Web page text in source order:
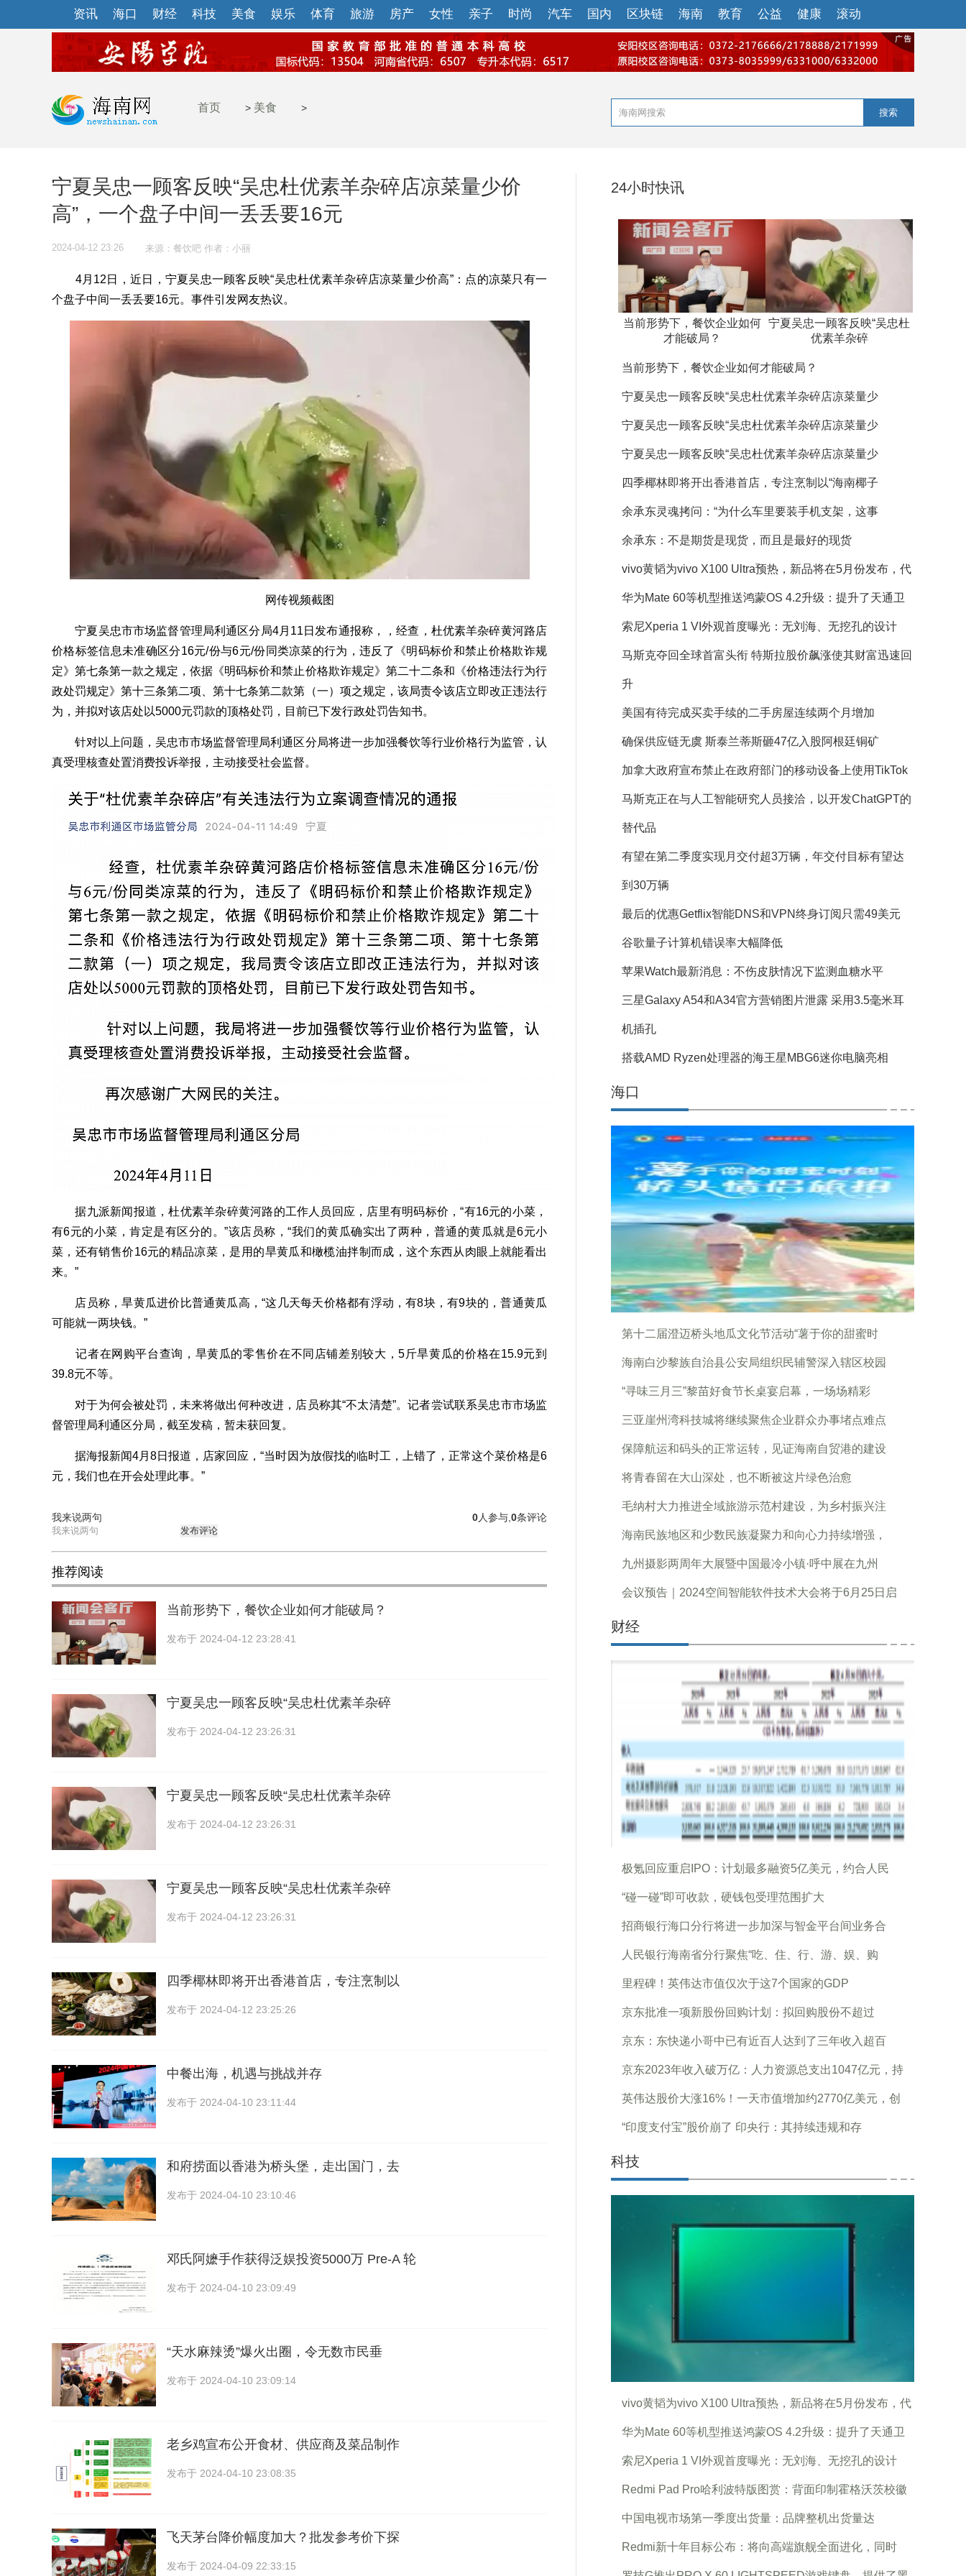
资讯 海口 财经 科技 美食 娱乐 体育 旅游 房产 女性 亲子 时尚 汽车 国内 区块链 海南 教育 公益 健康 滚动
首页 > 美食 > 搜索
宁夏吴忠一顾客反映“吴忠杜优素羊杂碎店凉菜量少价
高”，一个盘子中间一丢丢要16元
2024-04-12 23:26 来源：餐饮吧 作者：小丽
4月12日，近日，宁夏吴忠一顾客反映“吴忠杜优素羊杂碎店凉菜量少价高”：点的凉菜只有一
个盘子中间一丢丢要16元。事件引发网友热议。
网传视频截图
宁夏吴忠市市场监督管理局利通区分局4月11日发布通报称，，经查，杜优素羊杂碎黄河路店
价格标签信息未准确区分16元/份与6元/份同类凉菜的行为，违反了《明码标价和禁止价格欺诈规
定》第七条第一款之规定，依据《明码标价和禁止价格欺诈规定》第二十二条和《价格违法行为行
政处罚规定》第十三条第二项、第十七条第二款第（一）项之规定，该局责令该店立即改正违法行
为，并拟对该店处以5000元罚款的顶格处罚，目前已下发行政处罚告知书。
针对以上问题，吴忠市市场监督管理局利通区分局将进一步加强餐饮等行业价格行为监管，认
真受理核查处置消费投诉举报，主动接受社会监督。
据九派新闻报道，杜优素羊杂碎黄河路的工作人员回应，店里有明码标价，“有16元的小菜，
有6元的小菜，肯定是有区分的。”该店员称，“我们的黄瓜确实出了两种，普通的黄瓜就是6元小
菜，还有销售价16元的精品凉菜，是用的旱黄瓜和橄榄油拌制而成，这个东西从肉眼上就能看出
来。”
店员称，旱黄瓜进价比普通黄瓜高，“这几天每天价格都有浮动，有8块，有9块的，普通黄瓜
可能就一两块钱。”
记者在网购平台查询，旱黄瓜的零售价在不同店铺差别较大，5斤旱黄瓜的价格在15.9元到
39.8元不等。
对于为何会被处罚，未来将做出何种改进，店员称其“不太清楚”。记者尝试联系吴忠市市场监
督管理局利通区分局，截至发稿，暂未获回复。
据海报新闻4月8日报道，店家回应，“当时因为放假找的临时工，上错了，正常这个菜价格是6
元，我们也在开会处理此事。”
我来说两句 0条评论
0人参与,
发布评论
推荐阅读
当前形势下，餐饮企业如何才能破局？
发布于 2024-04-12 23:28:41
宁夏吴忠一顾客反映“吴忠杜优素羊杂碎
发布于 2024-04-12 23:26:31
宁夏吴忠一顾客反映“吴忠杜优素羊杂碎
发布于 2024-04-12 23:26:31
宁夏吴忠一顾客反映“吴忠杜优素羊杂碎
发布于 2024-04-12 23:26:31
四季椰林即将开出香港首店，专注烹制以
发布于 2024-04-12 23:25:26
中餐出海，机遇与挑战并存
发布于 2024-04-10 23:11:44
和府捞面以香港为桥头堡，走出国门，去
发布于 2024-04-10 23:10:46
邓氏阿嬷手作获得泛娱投资5000万 Pre-A 轮
发布于 2024-04-10 23:09:49
“天水麻辣烫”爆火出圈，令无数市民垂
发布于 2024-04-10 23:09:14
老乡鸡宣布公开食材、供应商及菜品制作
发布于 2024-04-10 23:08:35
飞天茅台降价幅度加大？批发参考价下探
发布于 2024-04-09 22:33:15
24小时快讯
当前形势下，餐饮企业如何
才能破局？
宁夏吴忠一顾客反映“吴忠杜
优素羊杂碎
当前形势下，餐饮企业如何才能破局？
宁夏吴忠一顾客反映“吴忠杜优素羊杂碎店凉菜量少
宁夏吴忠一顾客反映“吴忠杜优素羊杂碎店凉菜量少
宁夏吴忠一顾客反映“吴忠杜优素羊杂碎店凉菜量少
四季椰林即将开出香港首店，专注烹制以“海南椰子
余承东灵魂拷问：“为什么车里要装手机支架，这事
余承东：不是期货是现货，而且是最好的现货
vivo黄韬为vivo X100 Ultra预热，新品将在5月份发布，代
华为Mate 60等机型推送鸿蒙OS 4.2升级：提升了天通卫
索尼Xperia 1 VI外观首度曝光：无刘海、无挖孔的设计
马斯克夺回全球首富头衔 特斯拉股价飙涨使其财富迅速回
升
美国有待完成买卖手续的二手房屋连续两个月增加
确保供应链无虞 斯泰兰蒂斯砸47亿入股阿根廷铜矿
加拿大政府宣布禁止在政府部门的移动设备上使用TikTok
马斯克正在与人工智能研究人员接洽，以开发ChatGPT的
替代品
有望在第二季度实现月交付超3万辆，年交付目标有望达
到30万辆
最后的优惠Getflix智能DNS和VPN终身订阅只需49美元
谷歌量子计算机错误率大幅降低
苹果Watch最新消息：不伤皮肤情况下监测血糖水平
三星Galaxy A54和A34官方营销图片泄露 采用3.5毫米耳
机插孔
搭载AMD Ryzen处理器的海王星MBG6迷你电脑亮相
海口
第十二届澄迈桥头地瓜文化节活动“薯于你的甜蜜时
海南白沙黎族自治县公安局组织民辅警深入辖区校园
“寻味三月三”黎苗好食节长桌宴启幕，一场场精彩
三亚崖州湾科技城将继续聚焦企业群众办事堵点难点
保障航运和码头的正常运转，见证海南自贸港的建设
将青春留在大山深处，也不断被这片绿色治愈
毛纳村大力推进全域旅游示范村建设，为乡村振兴注
海南民族地区和少数民族凝聚力和向心力持续增强，
九州摄影两周年大展暨中国最冷小镇·呼中展在九州
会议预告｜2024空间智能软件技术大会将于6月25日启
财经
极氪回应重启IPO：计划最多融资5亿美元，约合人民
“碰一碰”即可收款，硬钱包受理范围扩大
招商银行海口分行将进一步加深与智金平台间业务合
人民银行海南省分行聚焦“吃、住、行、游、娱、购
里程碑！英伟达市值仅次于这7个国家的GDP
京东批准一项新股份回购计划：拟回购股份不超过
京东：东快递小哥中已有近百人达到了三年收入超百
京东2023年收入破万亿：人力资源总支出1047亿元，持
英伟达股价大涨16%！一天市值增加约2770亿美元，创
“印度支付宝”股价崩了 印央行：其持续违规和存
科技
vivo黄韬为vivo X100 Ultra预热，新品将在5月份发布，代
华为Mate 60等机型推送鸿蒙OS 4.2升级：提升了天通卫
索尼Xperia 1 VI外观首度曝光：无刘海、无挖孔的设计
Redmi Pad Pro哈利波特版图赏：背面印制霍格沃茨校徽
中国电视市场第一季度出货量：品牌整机出货量达
Redmi新十年目标公布：将向高端旗舰全面进化，同时